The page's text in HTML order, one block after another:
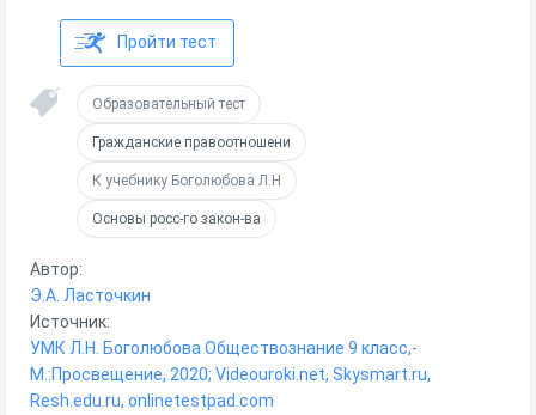
Пройти тест
Образовательный тест
Гражданские правоотношени
К учебнику Боголюбова Л.Н
Основы росс-го закон-ва
Автор:
Э.А. Ласточкин
Источник:
УМК Л.Н. Боголюбова Обществознание 9 класс,-
М.:Просвещение, 2020; Videouroki.net, Skysmart.ru,
Resh.edu.ru, onlinetestpad.com